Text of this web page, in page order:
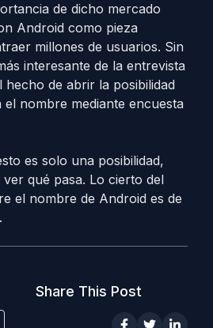
de dicho mercado
Android como pieza
millones de usuarios. Sin
interesante de la entrevista
hecho de abrir la posibilidad
el nombre mediante encuesta
es solo una posibilidad,
qué pasa. Lo cierto del
el nombre de Android es de
Share This Post